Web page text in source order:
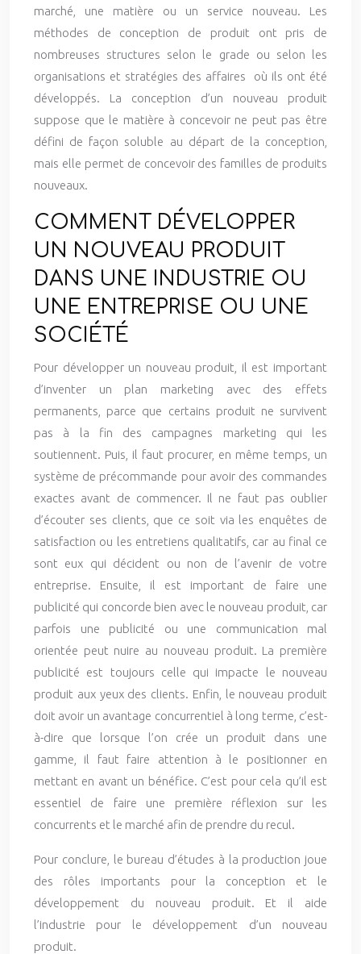
marché, une matière ou un service nouveau. Les
méthodes de conception de produit ont pris de
nombreuses structures selon le grade ou selon les
organisations et stratégies des affaires où ils ont été
développés. La conception d’un nouveau produit
suppose que le matière à concevoir ne peut pas être
défini de façon soluble au départ de la conception,
mais elle permet de concevoir des familles de produits
nouveaux.
COMMENT DÉVELOPPER
UN NOUVEAU PRODUIT
DANS UNE INDUSTRIE OU
UNE ENTREPRISE OU UNE
SOCIÉTÉ
Pour développer un nouveau produit, il est important
d’inventer un plan marketing avec des effets
permanents, parce que certains produit ne survivent
pas à la fin des campagnes marketing qui les
soutiennent. Puis, il faut procurer, en même temps, un
système de précommande pour avoir des commandes
exactes avant de commencer. Il ne faut pas oublier
d’écouter ses clients, que ce soit via les enquêtes de
satisfaction ou les entretiens qualitatifs, car au final ce
sont eux qui décident ou non de l’avenir de votre
entreprise. Ensuite, il est important de faire une
publicité qui concorde bien avec le nouveau produit, car
parfois une publicité ou une communication mal
orientée peut nuire au nouveau produit. La première
publicité est toujours celle qui impacte le nouveau
produit aux yeux des clients. Enfin, le nouveau produit
doit avoir un avantage concurrentiel à long terme, c’est-
à-dire que lorsque l’on crée un produit dans une
gamme, il faut faire attention à le positionner en
mettant en avant un bénéfice. C’est pour cela qu’il est
essentiel de faire une première réflexion sur les
concurrents et le marché afin de prendre du recul.
Pour conclure, le bureau d’études à la production joue
des rôles importants pour la conception et le
développement du nouveau produit. Et il aide
l’industrie pour le développement d’un nouveau
produit.